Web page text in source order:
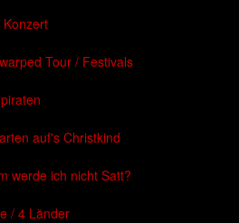
Tour / Festivals
auf's Christkind
werde ich nicht Satt?
/ 4 Länder